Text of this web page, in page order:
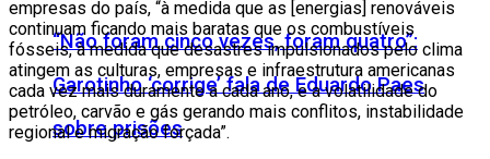
“Não foram cinco vezes, foram quatro”:
Garotinho ‘corrige’ fala de Eduardo Paes
sobre prisões
empresas do país, “à medida que as [energias] renováveis
continuam ficando mais baratas que os combustíveis
fósseis, à medida que desastres impulsionados pelo clima
atingem as culturas, empresas e infraestrutura americanas
cada vez mais duramente a cada ano, e a volatilidade do
petróleo, carvão e gás gerando mais conflitos, instabilidade
regional e migração forçada”.